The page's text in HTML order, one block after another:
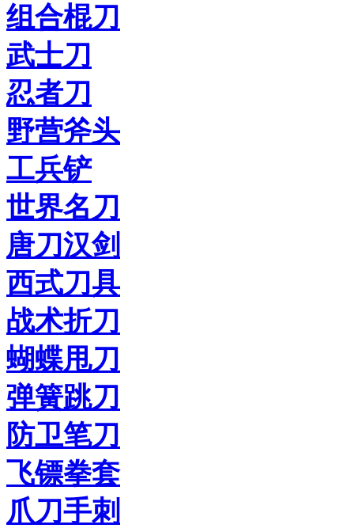
组合棍刀
武士刀
忍者刀
野营斧头
工兵铲
世界名刀
唐刀汉剑
西式刀具
战术折刀
蝴蝶甩刀
弹簧跳刀
防卫笔刀
飞镖拳套
爪刀手刺